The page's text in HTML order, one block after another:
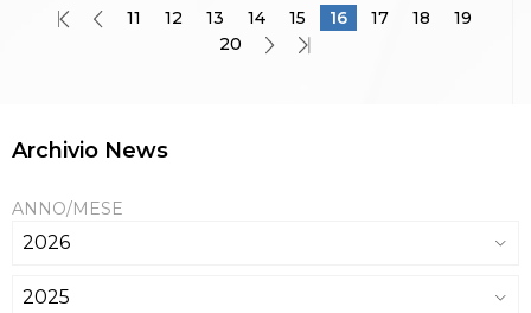
11 12 13 14 15 16 17 18
19
20
Archivio News
ANNO/MESE
2026
2025